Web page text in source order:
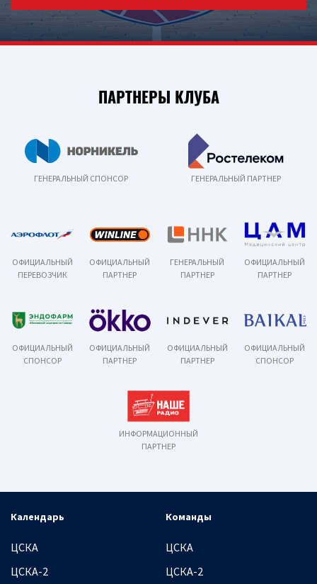
ПАРТНЕРЫ КЛУБА
ГЕНЕРАЛЬНЫЙ СПОНСОР ГЕНЕРАЛЬНЫЙ ПАРТНЕР
ОФИЦИАЛЬНЫЙ
ПЕРЕВОЗЧИК
ОФИЦИАЛЬНЫЙ
ПАРТНЕР
ГЕНЕРАЛЬНЫЙ
ПАРТНЕР
ОФИЦИАЛЬНЫЙ
ПАРТНЕР
ОФИЦИАЛЬНЫЙ
СПОНСОР
ОФИЦИАЛЬНЫЙ
ПАРТНЕР
ОФИЦИАЛЬНЫЙ
ПАРТНЕР
ОФИЦИАЛЬНЫЙ
СПОНСОР
ИНФОРМАЦИОННЫЙ
ПАРТНЕР
Календарь
ЦСКА
ЦСКА-2
Команды
ЦСКА
ЦСКА-2